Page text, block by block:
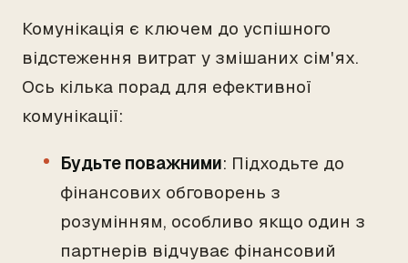
Комунікація є ключем до успішного
відстеження витрат у змішаних сім'ях.
Ось кілька порад для ефективної
комунікації:
Будьте поважними: Підходьте до
фінансових обговорень з
розумінням, особливо якщо один з
партнерів відчуває фінансовий